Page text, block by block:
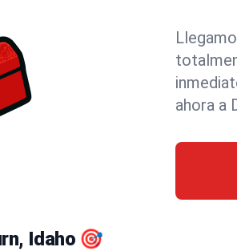
ahora a
Idaho 🎯